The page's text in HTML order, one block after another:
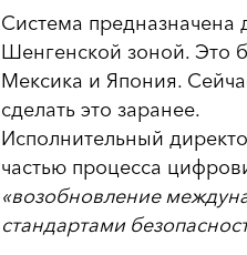
Система
Шенгенской зоной. Это
Мексика и Япония.
сделать это заранее.
Исполнительный
частью процесса
«возобновление
стандартами